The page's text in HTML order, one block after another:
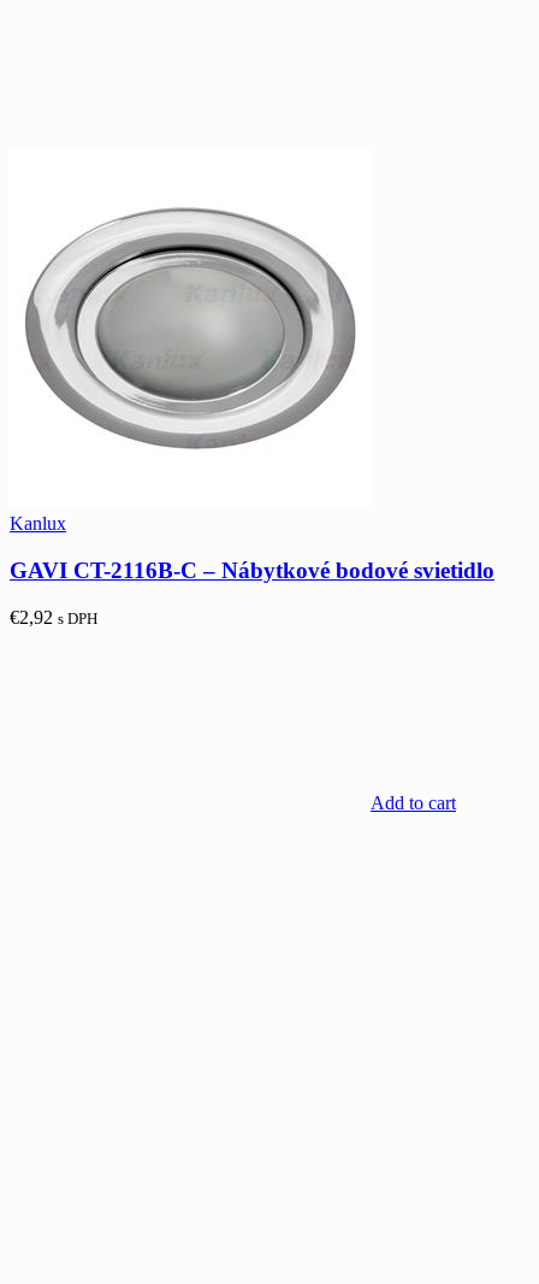
Kanlux
GAVI CT-2116B-C – Nábytkové bodové svietidlo
€2,92 s DPH
Add to cart